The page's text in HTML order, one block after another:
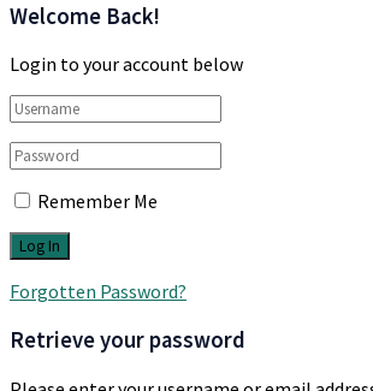
Welcome Back!
Login to your account below
Remember Me
Forgotten Password?
Retrieve your password